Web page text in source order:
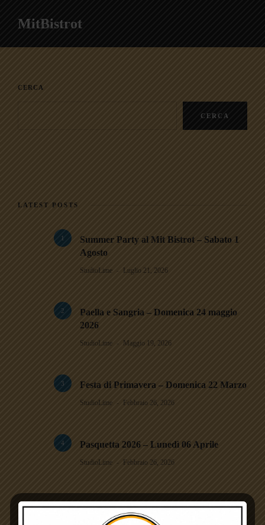
MitBistrot
CERCA
CERCA
LATEST POSTS
1
Summer Party al Mit Bistrot – Sabato 1
Agosto
StudioLime Luglio 21, 2026
2
Paella e Sangria – Domenica 24 maggio
2026
StudioLime Maggio 19, 2026
3 Festa di Primavera – Domenica 22 Marzo
StudioLime Febbraio 26, 2026
4 Pasquetta 2026 – Lunedì 06 Aprile
StudioLime Febbraio 26, 2026